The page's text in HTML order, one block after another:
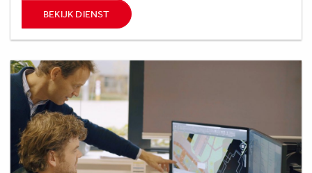
BEKIJK DIENST